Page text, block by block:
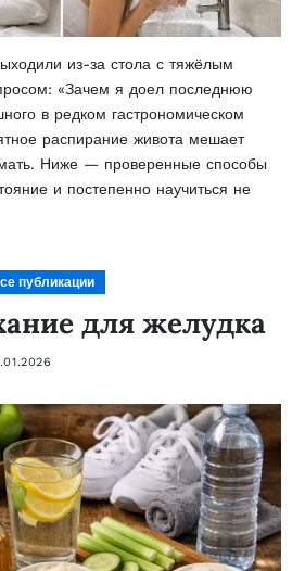
из-за стола с тяжёлым
«Зачем я доел последнюю
в редком гастрономическом
распирание живота мешает
Ниже — проверенные способы
и постепенно научиться не
публикации
для желудка